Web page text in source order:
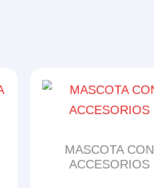
MASCOTA CON
ACCESORIOS